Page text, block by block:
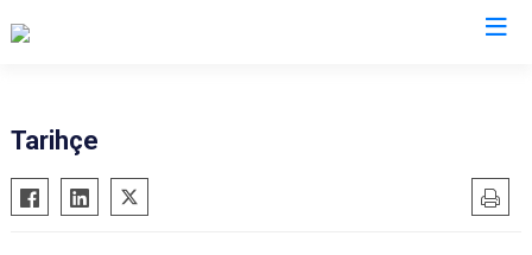
Akseki
Alanya
Tarihçe